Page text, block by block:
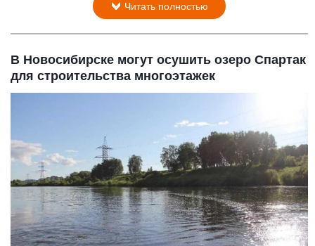
Читать полностью
В Новосибирске могут осушить озеро Спартак
для строительства многоэтажек